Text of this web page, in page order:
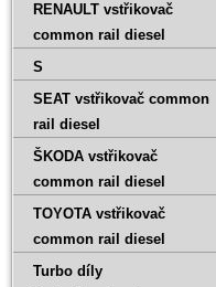
RENAULT vstřikovač
common rail diesel
S
SEAT vstřikovač common
rail diesel
ŠKODA vstřikovač
common rail diesel
TOYOTA vstřikovač
common rail diesel
Turbo díly